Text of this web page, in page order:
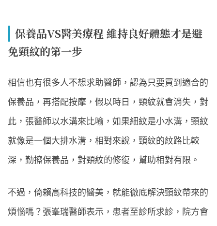
保養品VS醫美療程 維持良好體態才是避
免頸紋的第一步
相信也有很多人不想求助醫師，認為只要買到適合的
保養品，再搭配按摩，假以時日，頸紋就會消失，對
此，張醫師以水溝來比喻，如果細紋是小水溝，頸紋
就像是一個大排水溝，相對來說，頸紋的紋路比較
深，勤擦保養品，對頸紋的修復，幫助相對有限。
不過，倚賴高科技的醫美，就能徹底解決頸紋帶來的
煩惱嗎？張峯瑞醫師表示，患者至診所求診，院方會